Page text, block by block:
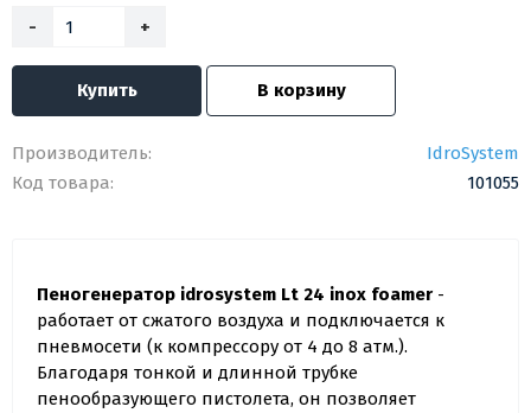
-
+
Купить В корзину
Производитель:
IdroSystem
Код товара:
101055
Пеногенератор idrosystem Lt 24 inox foamer -
работает от сжатого воздуха и подключается к
пневмосети (к компрессору от 4 до 8 атм.).
Благодаря тонкой и длинной трубке
пенообразующего пистолета, он позволяет